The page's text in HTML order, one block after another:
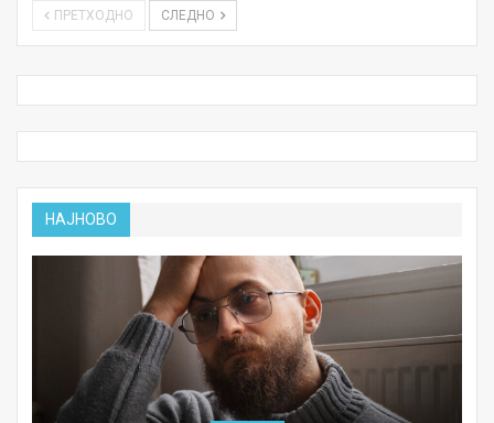
ПРЕТХОДНО СЛЕДНО
НАЈНОВО